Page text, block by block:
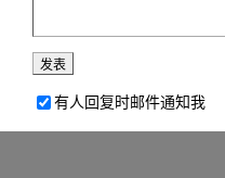
有人回复时邮件通知我